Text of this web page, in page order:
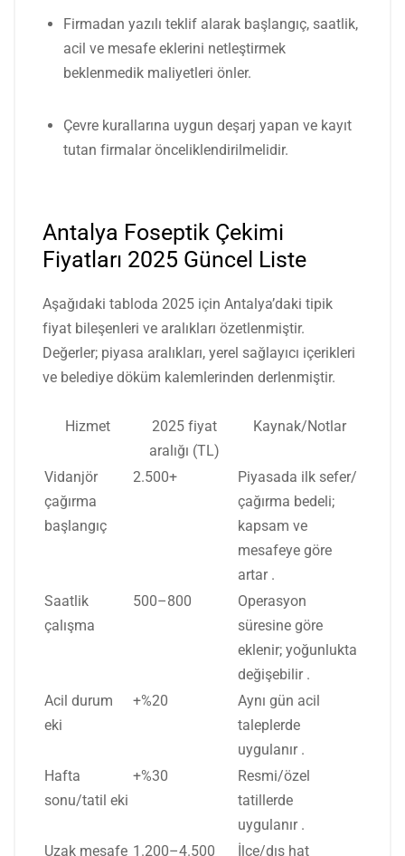
Firmadan yazılı teklif alarak başlangıç, saatlik,
acil ve mesafe eklerini netleştirmek
beklenmedik maliyetleri önler.
Çevre kurallarına uygun deşarj yapan ve kayıt
tutan firmalar önceliklendirilmelidir.
Antalya Foseptik Çekimi
Fiyatları 2025 Güncel Liste
Aşağıdaki tabloda 2025 için Antalya’daki tipik
fiyat bileşenleri ve aralıkları özetlenmiştir.
Değerler; piyasa aralıkları, yerel sağlayıcı içerikleri
ve belediye döküm kalemlerinden derlenmiştir.
Hizmet
2025 fiyat
aralığı (TL)
Kaynak/Notlar
Vidanjör
çağırma
başlangıç
2.500+
Piyasada ilk sefer/
çağırma bedeli;
kapsam ve
mesafeye göre
artar .
Saatlik
çalışma
500–800
Operasyon
süresine göre
eklenir; yoğunlukta
değişebilir .
Acil durum
eki
+%20
Aynı gün acil
taleplerde
uygulanır .
Hafta
sonu/tatil eki
+%30
Resmi/özel
tatillerde
uygulanır .
Uzak mesafe 1.200–4.500
İlçe/dış hat